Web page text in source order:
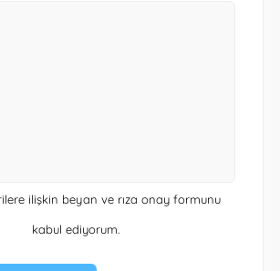
ilişkin beyan ve rıza onay formunu
kabul ediyorum.